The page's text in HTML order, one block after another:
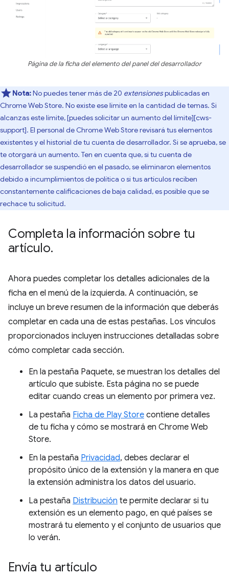
Página de la ficha del elemento del panel del desarrollador
Nota:No puedes tener más de 20 extensionespublicadas en
Chrome Web Store. No existe ese límite en la cantidad de temas. Si
alcanzas este límite, [puedes solicitar un aumento del límite][cws-
support]. El personal de Chrome Web Store revisará tus elementos
existentes y el historial de tu cuenta de desarrollador. Si se aprueba, se
te otorgará un aumento. Ten en cuenta que, si tu cuenta de
desarrollador se suspendió en el pasado, se eliminaron elementos
debido a incumplimientos de política o si tus artículos reciben
constantemente calificaciones de baja calidad, es posible que se
rechace tu solicitud.
Completa la información sobre tu
artículo.
Ahora puedes completar los detalles adicionales de la
ficha en el menú de la izquierda. A continuación, se
incluye un breve resumen de la información que deberás
completar en cada una de estas pestañas. Los vínculos
proporcionados incluyen instrucciones detalladas sobre
cómo completar cada sección.
En la pestaña Paquete, se muestran los detalles del
artículo que subiste. Esta página no se puede
editar cuando creas un elemento por primera vez.
La pestaña Ficha de Play Store contiene detalles
de tu ficha y cómo se mostrará en Chrome Web
Store.
En la pestaña Privacidad, debes declarar el
propósito único de la extensión y la manera en que
la extensión administra los datos del usuario.
La pestaña Distribución te permite declarar si tu
extensión es un elemento pago, en qué países se
mostrará tu elemento y el conjunto de usuarios que
lo verán.
Envía tu artículo